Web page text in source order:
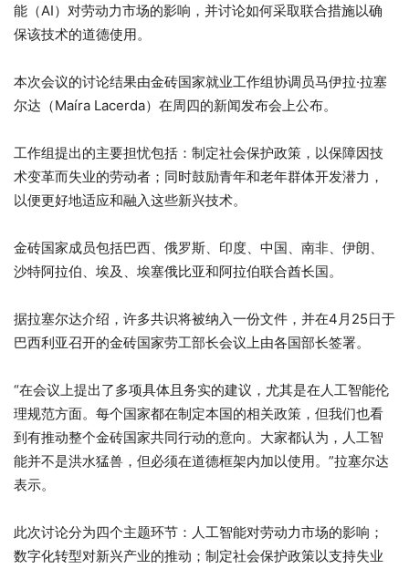
能（AI）对劳动力市场的影响，并讨论如何采取联合措施以确
保该技术的道德使用。
本次会议的讨论结果由金砖国家就业工作组协调员马伊拉·拉塞
尔达（Maíra Lacerda）在周四的新闻发布会上公布。
工作组提出的主要担忧包括：制定社会保护政策，以保障因技
术变革而失业的劳动者；同时鼓励青年和老年群体开发潜力，
以便更好地适应和融入这些新兴技术。
金砖国家成员包括巴西、俄罗斯、印度、中国、南非、伊朗、
沙特阿拉伯、埃及、埃塞俄比亚和阿拉伯联合酋长国。
据拉塞尔达介绍，许多共识将被纳入一份文件，并在4月25日于
巴西利亚召开的金砖国家劳工部长会议上由各国部长签署。
“在会议上提出了多项具体且务实的建议，尤其是在人工智能伦
理规范方面。每个国家都在制定本国的相关政策，但我们也看
到有推动整个金砖国家共同行动的意向。大家都认为，人工智
能并不是洪水猛兽，但必须在道德框架内加以使用。”拉塞尔达
表示。
此次讨论分为四个主题环节：人工智能对劳动力市场的影响；
数字化转型对新兴产业的推动；制定社会保护政策以支持失业